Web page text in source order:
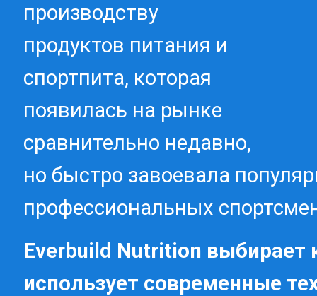
производству
продуктов питания и
спортпита, которая
появилась на рынке
сравнительно недавно,
но быстро завоевала
профессиональных
Everbuild Nutrition
использует современные